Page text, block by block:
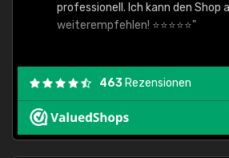
professionell. Ich kann den Shop
weiterempfehlen! ⭐⭐⭐⭐⭐"
463 Rezensionen